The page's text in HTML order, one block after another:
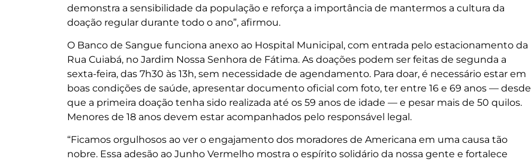
demonstra a sensibilidade da população e reforça a importância de mantermos a cultura da
doação regular durante todo o ano”, afirmou.
O Banco de Sangue funciona anexo ao Hospital Municipal, com entrada pelo estacionamento da
Rua Cuiabá, no Jardim Nossa Senhora de Fátima. As doações podem ser feitas de segunda a
sexta-feira, das 7h30 às 13h, sem necessidade de agendamento. Para doar, é necessário estar em
boas condições de saúde, apresentar documento oficial com foto, ter entre 16 e 69 anos — desde
que a primeira doação tenha sido realizada até os 59 anos de idade — e pesar mais de 50 quilos.
Menores de 18 anos devem estar acompanhados pelo responsável legal.
“Ficamos orgulhosos ao ver o engajamento dos moradores de Americana em uma causa tão
nobre. Essa adesão ao Junho Vermelho mostra o espírito solidário da nossa gente e fortalece